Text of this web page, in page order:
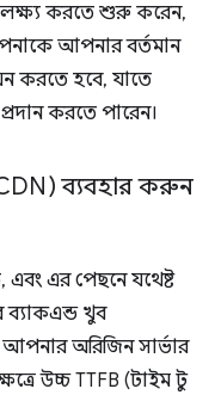
লক্ষ্য করতে শুরু করেন,
আপনার বর্তমান
করতে হবে, যাতে
করতে পারেন।
ব্যবহার করুন
এর পেছনে যথেষ্ট
ব্যাকএন্ড খুব
অরিজিন সার্ভার
উচ্চ TTFB (টাইম টু